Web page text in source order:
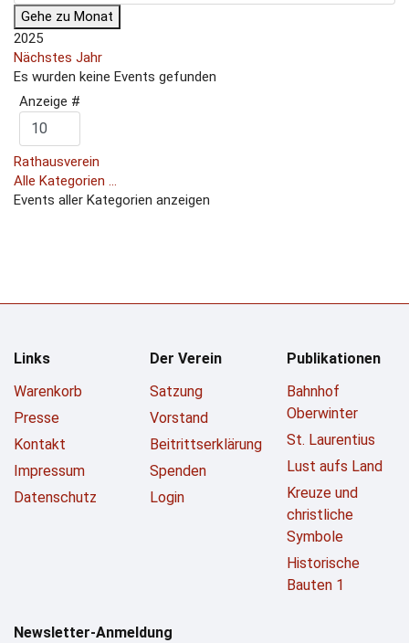
Gehe zu Monat
2025
Nächstes Jahr
Es wurden keine Events gefunden
Limite der Paginierungsliste
Anzeige #
Rathausverein
Alle Kategorien ...
Events aller Kategorien anzeigen
Links
Warenkorb
Presse
Kontakt
Impressum
Datenschutz
Der Verein
Satzung
Vorstand
Beitrittserklärung
Spenden
Login
Publikationen
Bahnhof
Oberwinter
St. Laurentius
Lust aufs Land
Kreuze und
christliche
Symbole
Historische
Bauten 1
Newsletter-Anmeldung